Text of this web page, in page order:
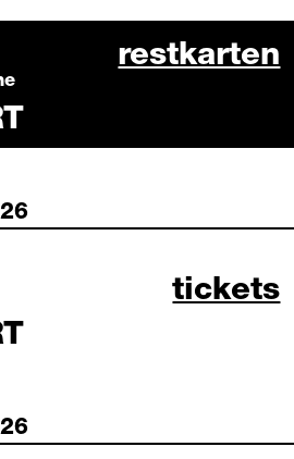
October 2026
restkarten
hundert
October 2026tickets